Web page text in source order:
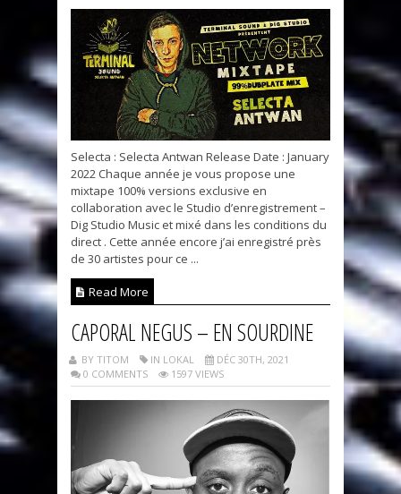
Selecta : Selecta Antwan Release Date : January
2022 Chaque année je vous propose une
mixtape 100% versions exclusive en
collaboration avec le Studio d’enregistrement –
Dig Studio Music et mixé dans les conditions du
direct . Cette année encore j’ai enregistré près
de 30 artistes pour ce ...
Read More
CAPORAL NEGUS – EN SOURDINE
BY TITOM IN LOKAL
DÉC 30TH, 2021
0 COMMENTS
1597 VIEWS